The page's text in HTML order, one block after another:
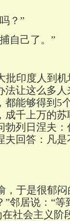
？”
自己了。”
批印度人到
法让这么多
都能够得到 5
成千上万的
勃列日涅夫
夫回答：凡
，于是很郁
邻居说：“
社会主义阶